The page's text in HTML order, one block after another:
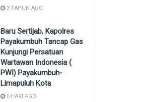
3 TAHUN AGO
Baru Sertijab, Kapolres
Payakumbuh Tancap Gas
Kunjungi Persatuan
Wartawan Indonesia (
PWI) Payakumbuh-
Limapuluh Kota
6 HARI AGO